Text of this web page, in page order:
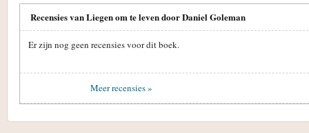
Recensies van Liegen om te leven door Daniel Goleman
Er zijn nog geen recensies voor dit boek.
Meer recensies »